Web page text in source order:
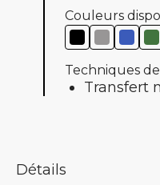
Couleurs
Techniques
Transfert
Détails